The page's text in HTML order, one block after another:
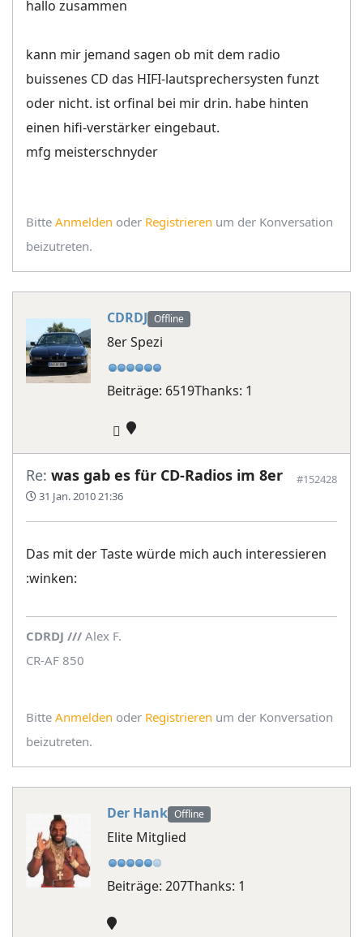
hallo zusammen
kann mir jemand sagen ob mit dem radio
buissenes CD das HIFI-lautsprechersysten funzt
oder nicht. ist orfinal bei mir drin. habe hinten
einen hifi-verstärker eingebaut.
mfg meisterschnyder
Bitte Anmelden oder Registrieren um der Konversation
beizutreten.
CDRDJ Offline
8er Spezi
Beiträge: 6519Thanks: 1
Re: was gab es für CD-Radios im 8er
31 Jan. 2010 21:36
#152428
Das mit der Taste würde mich auch interessieren
:winken:
CDRDJ /// Alex F.
CR-AF 850
Bitte Anmelden oder Registrieren um der Konversation
beizutreten.
Der Hank Offline
Elite Mitglied
Beiträge: 207Thanks: 1